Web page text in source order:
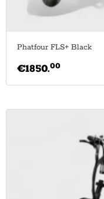
Phatfour FLS+ Black
€1850.00